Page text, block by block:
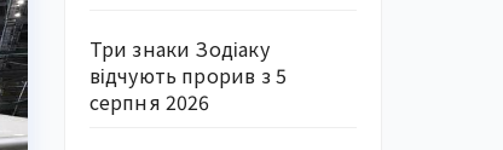
Три знаки Зодіаку
відчують прорив з 5
серпня 2026